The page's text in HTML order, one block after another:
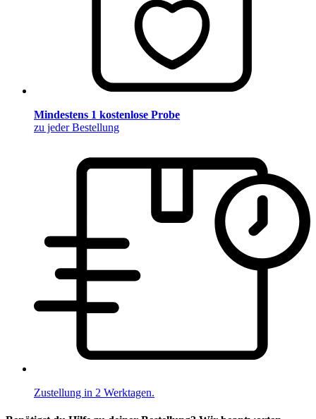
Mindestens 1 kostenlose Probe
zu jeder Bestellung
Zustellung in 2 Werktagen.